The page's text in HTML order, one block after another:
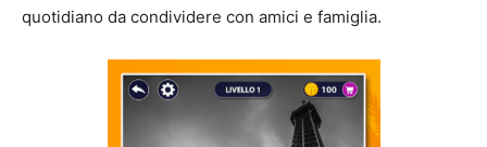
quotidiano da condividere con amici e famiglia.